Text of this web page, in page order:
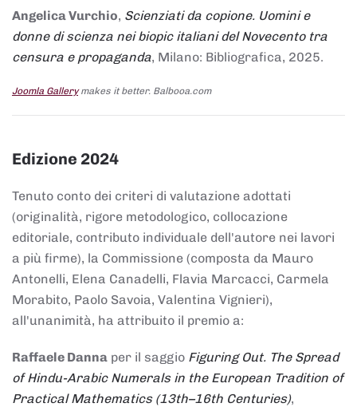
Angelica Vurchio, Scienziati da copione. Uomini e
donne di scienza nei biopic italiani del Novecento tra
censura e propaganda, Milano: Bibliografica, 2025.
Joomla Gallerymakes it better. Balbooa.com
Edizione 2024
Tenuto conto dei criteri di valutazione adottati
(originalità, rigore metodologico, collocazione
editoriale, contributo individuale dell'autore nei lavori
a più firme), la Commissione (composta da Mauro
Antonelli, Elena Canadelli, Flavia Marcacci, Carmela
Morabito, Paolo Savoia, Valentina Vignieri),
all'unanimità, ha attribuito il premio a:
Raffaele Danna per il saggio Figuring Out. The Spread
of Hindu-Arabic Numerals in the European Tradition of
Practical Mathematics (13th–16th Centuries),